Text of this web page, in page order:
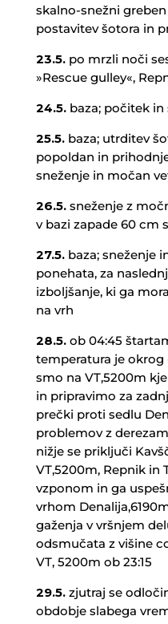
skalno-snežni
postavitev šotora in
23.5. po mrzli noči
»Rescue gulley«,
24.5.baza; počitek in
25.5. baza; utrditev
popoldan in
sneženje in močan
26.5. sneženje z
v bazi zapade 60 cm
27.5. baza; sneženje
ponehata, za
izboljšanje, ki ga
na vrh
28.5. ob 04:45
temperatura je okrog
smo na VT,5200m
in pripravimo za
prečki proti sedlu
problemov z
nižje se priključi
VT,5200m, Repnik in
vzponom in ga
vrhom
gaženja v vršnjem
odsmučata z višine
VT, 5200m ob 23:15
29.5. zjutraj se
obdobje slabega